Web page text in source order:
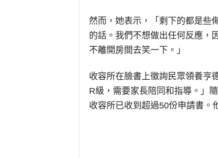
然而，她表示，「剩下的都是些
的話。我們不想做出任何反應，
不離開房間去笑一下。」
收容所在臉書上徵詢民眾領養亨
R級，需要家長陪同和指導。」
收容所已收到超過50份申請書。